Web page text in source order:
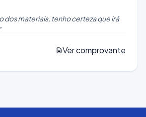
dos materiais, tenho certeza que irá
"
Ver comprovante